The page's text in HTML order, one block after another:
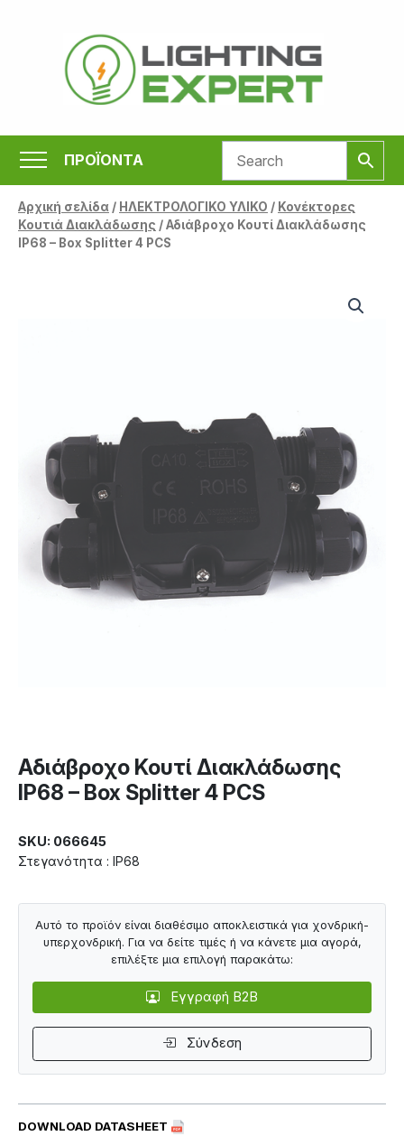
περιεχόμενο
ΠΡΟΪΟΝΤΑ
Αρχική σελίδα/ ΗΛΕΚΤΡΟΛΟΓΙΚΟ ΥΛΙΚΟ / Κονέκτορες
Κουτιά Διακλάδωσης / Αδιάβροχο Κουτί Διακλάδωσης
IP68 – Box Splitter 4 PCS
Αδιάβροχο Κουτί Διακλάδωσης
IP68 – Box Splitter 4 PCS
SKU: 066645
Στεγανότητα : IP68
DOWNLOAD DATASHEET
Αυτό το προϊόν είναι διαθέσιμο αποκλειστικά για χονδρική-
υπερχονδρική. Για να δείτε τιμές ή να κάνετε μια αγορά,
επιλέξτε μια επιλογή παρακάτω:
Εγγραφή B2B
Σύνδεση